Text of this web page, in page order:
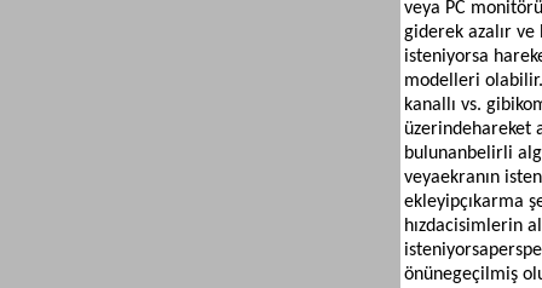
veya PC
giderek azalır ve
isteniyorsa
modelleri
kanallı vs. gibi
üzerindehareket
bulunanbelirli
veyaekranın
ekleyipçıkarma
hızdacisimlerin
isteniyorsa
önünegeçilmiş